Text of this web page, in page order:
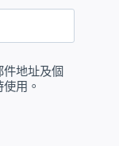
地址及個
用。